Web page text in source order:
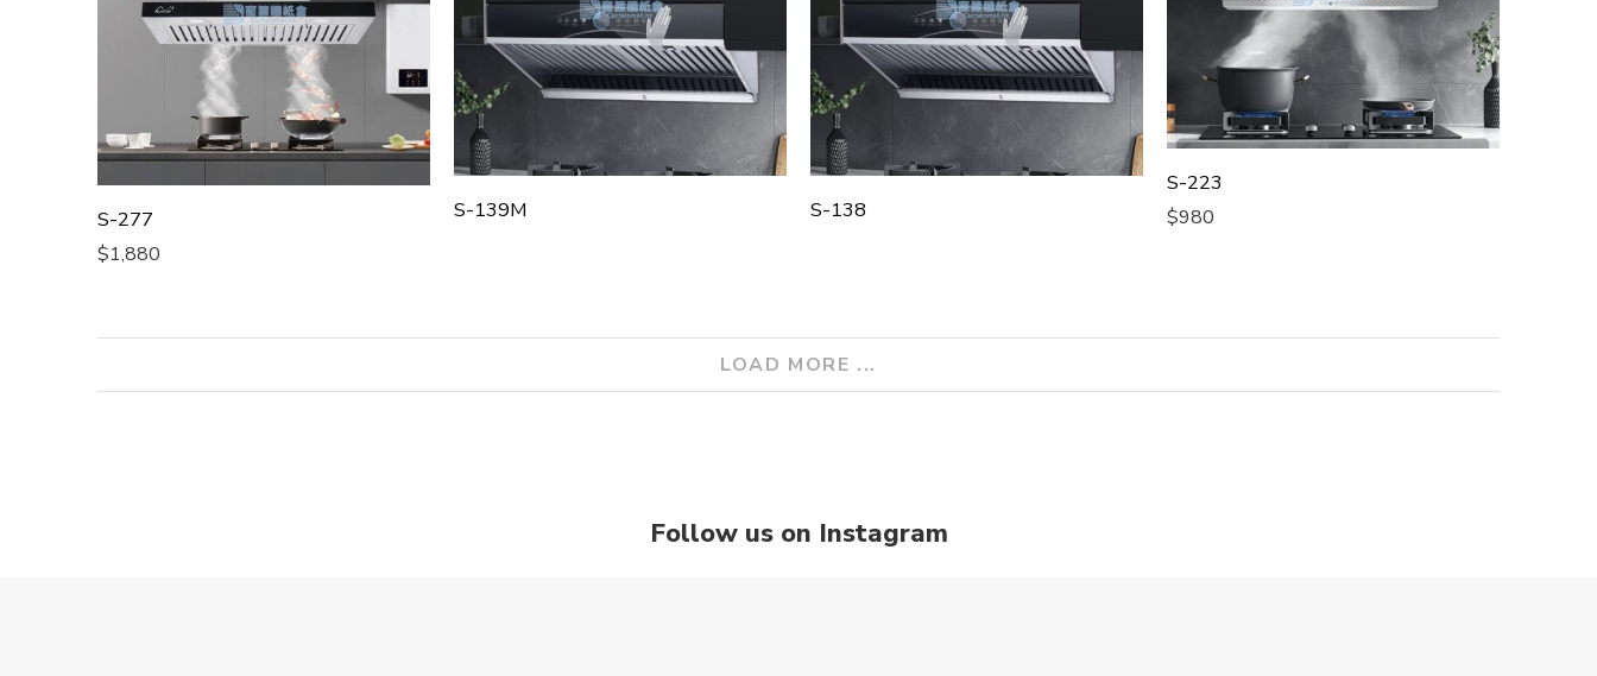
S-277
$1,880
S-139M S-138
S-223
$980
LOAD MORE ...
Follow us on Instagram